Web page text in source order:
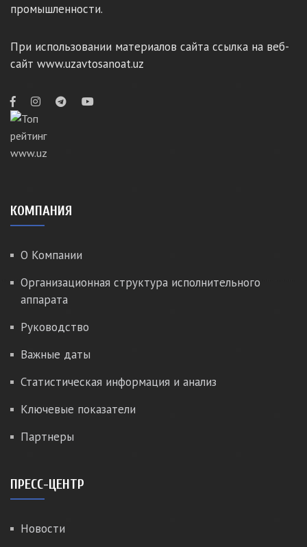
промышленности.
При использовании материалов сайта ссылка на веб-
сайт www.uzavtosanoat.uz
КОМПАНИЯ
О Компании
Организационная структура исполнительного
аппарата
Руководство
Важные даты
Статистическая информация и анализ
Ключевые показатели
Партнеры
ПРЕСС-ЦЕНТР
Новости